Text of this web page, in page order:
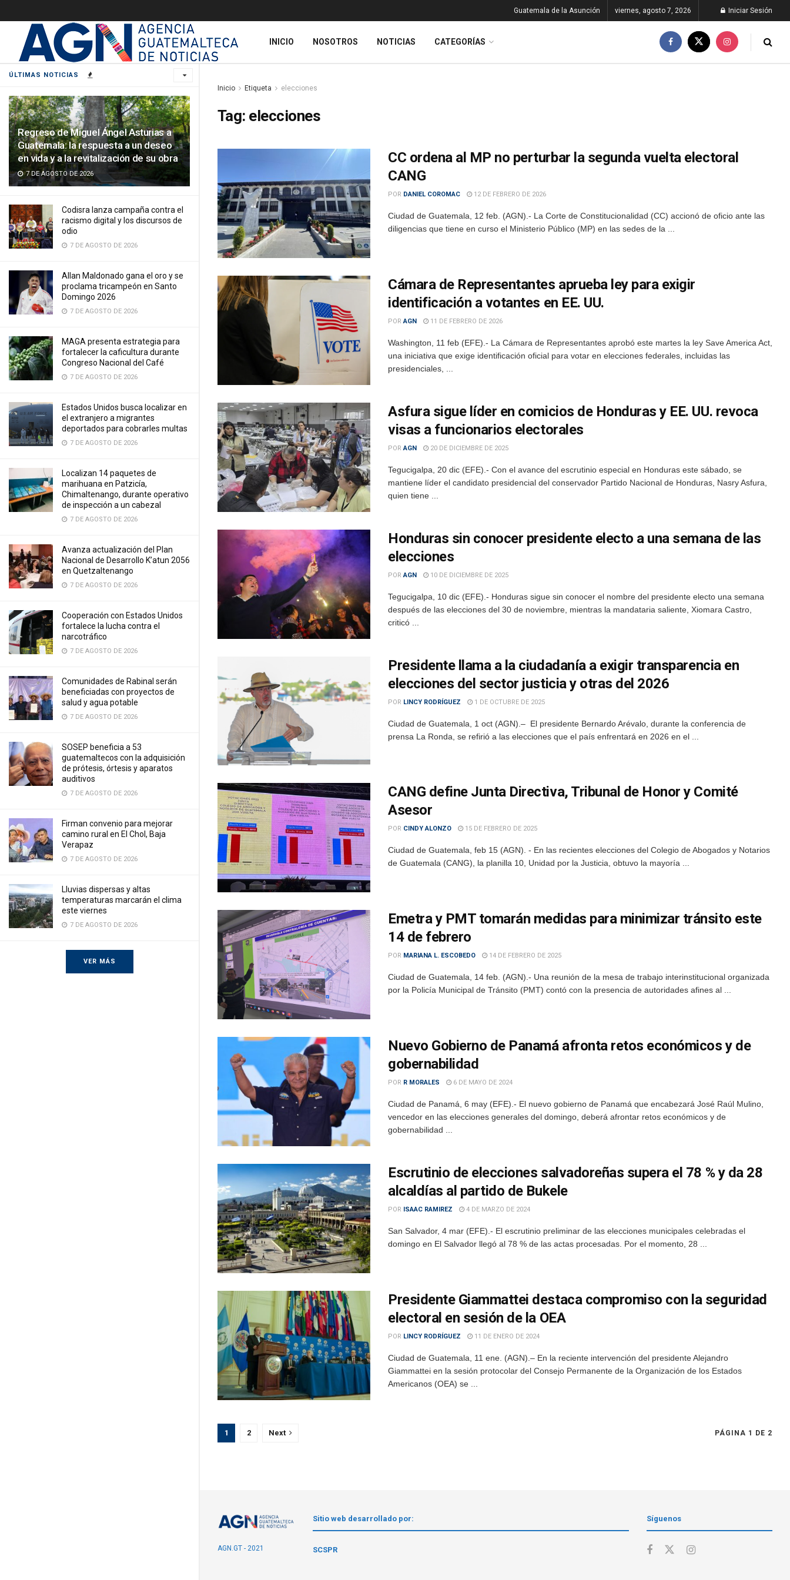
ÚLTIMAS NOTICIAS
Regreso de Miguel Ángel Asturias a
Guatemala: la respuesta a un deseo
en vida y a la revitalización de su obra
7 DE AGOSTO DE 2026
Codisra lanza campaña contra el
racismo digital y los discursos de
odio
7 DE AGOSTO DE 2026
Allan Maldonado gana el oro y se
proclama tricampeón en Santo
Domingo 2026
7 DE AGOSTO DE 2026
MAGA presenta estrategia para
fortalecer la caficultura durante
Congreso Nacional del Café
7 DE AGOSTO DE 2026
Estados Unidos busca localizar en
el extranjero a migrantes
deportados para cobrarles multas
7 DE AGOSTO DE 2026
Localizan 14 paquetes de
marihuana en Patzicía,
Chimaltenango, durante operativo
de inspección a un cabezal
7 DE AGOSTO DE 2026
Avanza actualización del Plan
Nacional de Desarrollo K’atun 2056
en Quetzaltenango
7 DE AGOSTO DE 2026
Cooperación con Estados Unidos
fortalece la lucha contra el
narcotráfico
7 DE AGOSTO DE 2026
Comunidades de Rabinal serán
beneficiadas con proyectos de
salud y agua potable
7 DE AGOSTO DE 2026
SOSEP beneficia a 53
guatemaltecos con la adquisición
de prótesis, órtesis y aparatos
auditivos
7 DE AGOSTO DE 2026
Firman convenio para mejorar
camino rural en El Chol, Baja
Verapaz
7 DE AGOSTO DE 2026
Lluvias dispersas y altas
temperaturas marcarán el clima
este viernes
7 DE AGOSTO DE 2026
VER MÁS
Guatemala de la Asunción viernes, agosto 7, 2026 Iniciar Sesión
INICIO NOSOTROS NOTICIAS CATEGORÍAS
Inicio Etiqueta elecciones
Tag: elecciones
CC ordena al MP no perturbar la segunda vuelta electoral
CANG
POR DANIEL COROMAC 12 DE FEBRERO DE 2026
Ciudad de Guatemala, 12 feb. (AGN).- La Corte de Constitucionalidad (CC) accionó de oficio ante las
diligencias que tiene en curso el Ministerio Público (MP) en las sedes de la ...
Cámara de Representantes aprueba ley para exigir
identificación a votantes en EE. UU.
POR AGN 11 DE FEBRERO DE 2026
Washington, 11 feb (EFE).- La Cámara de Representantes aprobó este martes la ley Save America Act,
una iniciativa que exige identificación oficial para votar en elecciones federales, incluidas las
presidenciales, ...
Asfura sigue líder en comicios de Honduras y EE. UU. revoca
visas a funcionarios electorales
POR AGN 20 DE DICIEMBRE DE 2025
Tegucigalpa, 20 dic (EFE).- Con el avance del escrutinio especial en Honduras este sábado, se
mantiene líder el candidato presidencial del conservador Partido Nacional de Honduras, Nasry Asfura,
quien tiene ...
Honduras sin conocer presidente electo a una semana de las
elecciones
POR AGN 10 DE DICIEMBRE DE 2025
Tegucigalpa, 10 dic (EFE).- Honduras sigue sin conocer el nombre del presidente electo una semana
después de las elecciones del 30 de noviembre, mientras la mandataria saliente, Xiomara Castro,
criticó ...
Presidente llama a la ciudadanía a exigir transparencia en
elecciones del sector justicia y otras del 2026
POR LINCY RODRÍGUEZ 1 DE OCTUBRE DE 2025
Ciudad de Guatemala, 1 oct (AGN).– El presidente Bernardo Arévalo, durante la conferencia de
prensa La Ronda, se refirió a las elecciones que el país enfrentará en 2026 en el ...
CANG define Junta Directiva, Tribunal de Honor y Comité
Asesor
POR CINDY ALONZO 15 DE FEBRERO DE 2025
Ciudad de Guatemala, feb 15 (AGN). - En las recientes elecciones del Colegio de Abogados y Notarios
de Guatemala (CANG), la planilla 10, Unidad por la Justicia, obtuvo la mayoría ...
Emetra y PMT tomarán medidas para minimizar tránsito este
14 de febrero
POR MARIANA L. ESCOBEDO 14 DE FEBRERO DE 2025
Ciudad de Guatemala, 14 feb. (AGN).- Una reunión de la mesa de trabajo interinstitucional organizada
por la Policía Municipal de Tránsito (PMT) contó con la presencia de autoridades afines al ...
Nuevo Gobierno de Panamá afronta retos económicos y de
gobernabilidad
POR R MORALES 6 DE MAYO DE 2024
Ciudad de Panamá, 6 may (EFE).- El nuevo gobierno de Panamá que encabezará José Raúl Mulino,
vencedor en las elecciones generales del domingo, deberá afrontar retos económicos y de
gobernabilidad ...
Escrutinio de elecciones salvadoreñas supera el 78 % y da 28
alcaldías al partido de Bukele
POR ISAAC RAMIREZ 4 DE MARZO DE 2024
San Salvador, 4 mar (EFE).- El escrutinio preliminar de las elecciones municipales celebradas el
domingo en El Salvador llegó al 78 % de las actas procesadas. Por el momento, 28 ...
Presidente Giammattei destaca compromiso con la seguridad
electoral en sesión de la OEA
POR LINCY RODRÍGUEZ 11 DE ENERO DE 2024
Ciudad de Guatemala, 11 ene. (AGN).– En la reciente intervención del presidente Alejandro
Giammattei en la sesión protocolar del Consejo Permanente de la Organización de los Estados
Americanos (OEA) se ...
PÁGINA 1 DE 2
1 2 Next
AGN.GT - 2021
Sitio web desarrollado por:
SCSPR
Síguenos